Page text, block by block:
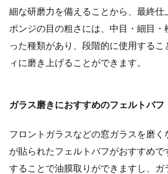
細な研磨力を備えることから、最終仕
ポンジの目の粗さには、中目・細目
った種類があり、段階的に使用する
ィに磨き上げることができます。
ガラス磨きにおすすめのフェルトバフ
フロントガラスなどの窓ガラスを磨く
が貼られたフェルトバフがおすすめ
することで油膜取りができますし、